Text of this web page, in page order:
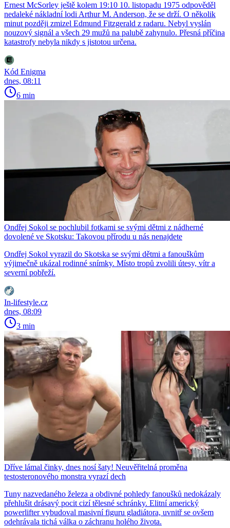
Ernest McSorley ještě kolem 19:10 10. listopadu 1975 odpověděl
nedaleké nákladní lodi Arthur M. Anderson, že se drží. O několik
minut později zmizel Edmund Fitzgerald z radaru. Nebyl vyslán
nouzový signál a všech 29 mužů na palubě zahynulo. Přesná příčina
katastrofy nebyla nikdy s jistotou určena.
Kód Enigma
dnes, 08:11
6 min
Ondřej Sokol se pochlubil fotkami se svými dětmi z nádherné
dovolené ve Skotsku: Takovou přírodu u nás nenajdete
Ondřej Sokol vyrazil do Skotska se svými dětmi a fanouškům
výjimečně ukázal rodinné snímky. Místo tropů zvolili útesy, vítr a
severní pobřeží.
In-lifestyle.cz
dnes, 08:09
3 min
Dříve lámal činky, dnes nosí šaty! Neuvěřitelná proměna
testosteronového monstra vyrazí dech
Tuny nazvedaného železa a obdivné pohledy fanoušků nedokázaly
přehlušit drásavý pocit cizí tělesné schránky. Elitní americký
powerlifter vybudoval masivní figuru gladiátora, uvnitř se ovšem
odehrávala tichá válka o záchranu holého života.